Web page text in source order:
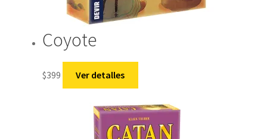
Coyote
$399 Ver detalles